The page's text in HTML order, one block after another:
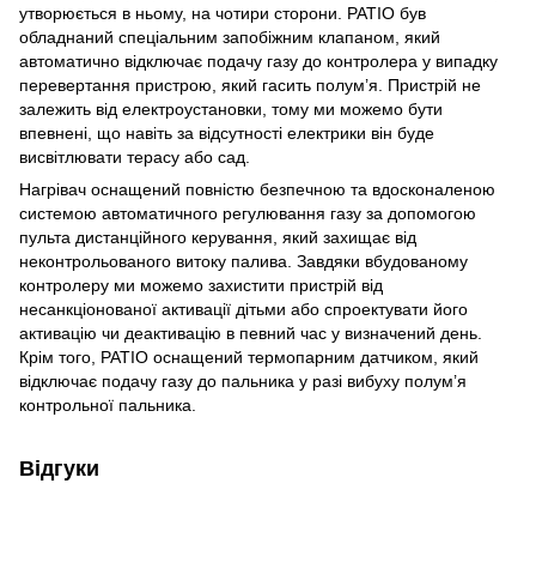
утворюється в ньому, на чотири сторони. PATIO був
обладнаний спеціальним запобіжним клапаном, який
автоматично відключає подачу газу до контролера у випадку
перевертання пристрою, який гасить полум’я. Пристрій не
залежить від електроустановки, тому ми можемо бути
впевнені, що навіть за відсутності електрики він буде
висвітлювати терасу або сад.
Нагрівач оснащений повністю безпечною та вдосконаленою
системою автоматичного регулювання газу за допомогою
пульта дистанційного керування, який захищає від
неконтрольованого витоку палива. Завдяки вбудованому
контролеру ми можемо захистити пристрій від
несанкціонованої активації дітьми або спроектувати його
активацію чи деактивацію в певний час у визначений день.
Крім того, PATIO оснащений термопарним датчиком, який
відключає подачу газу до пальника у разі вибуху полум’я
контрольної пальника.
Відгуки